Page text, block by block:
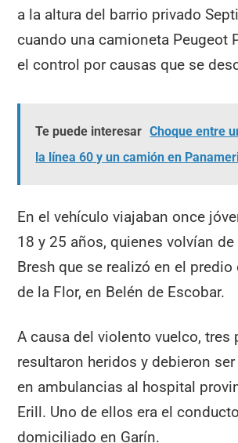
a la altura del barrio privado
cuando una camioneta Peugeot
el control por causas que se
Te puede interesar Choque entre
la línea 60 y un camión en
En el vehículo viajaban once
18 y 25 años, quienes volvían
Bresh que se realizó en el predio
de la Flor, en Belén de Escobar.
A causa del violento vuelco, tres
resultaron heridos y debieron
en ambulancias al hospital
Erill. Uno de ellos era el
domiciliado en Garín.